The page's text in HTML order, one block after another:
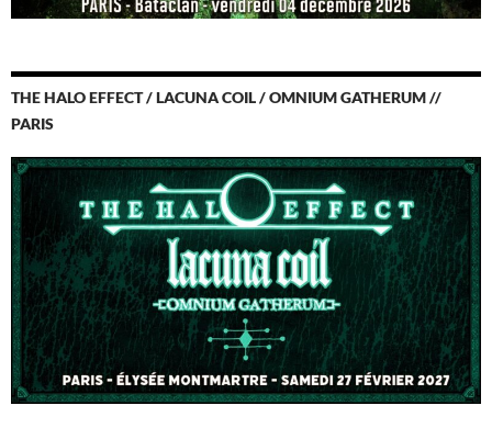
THE HALO EFFECT / LACUNA COIL / OMNIUM GATHERUM //
PARIS